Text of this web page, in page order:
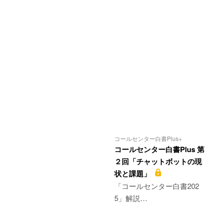
コールセンター白書Plus+
コールセンター白書Plus 第
２回「チャットボットの現
状と課題」
「コールセンター白書202
5」解説…